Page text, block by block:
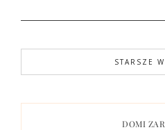
STARSZE
DOMI